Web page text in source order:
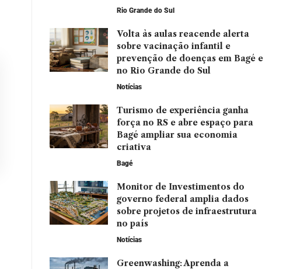
Rio Grande do Sul
Volta às aulas reacende alerta
sobre vacinação infantil e
prevenção de doenças em Bagé e
no Rio Grande do Sul
Notícias
Turismo de experiência ganha
força no RS e abre espaço para
Bagé ampliar sua economia
criativa
Bagé
Monitor de Investimentos do
governo federal amplia dados
sobre projetos de infraestrutura
no país
Notícias
Greenwashing: Aprenda a